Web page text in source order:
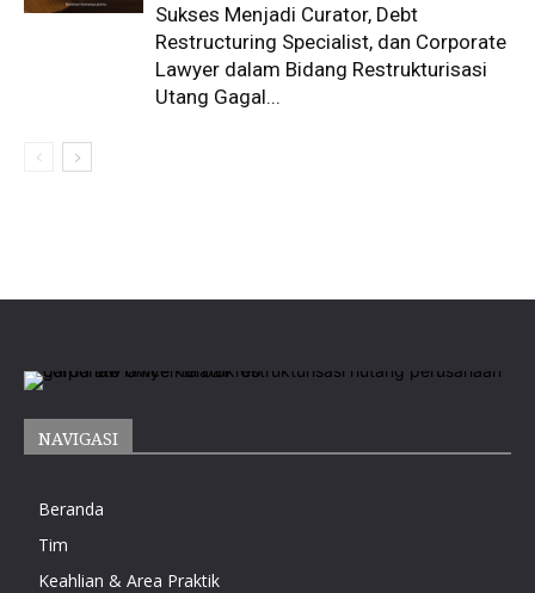
Sukses Menjadi Curator, Debt
Restructuring Specialist, dan Corporate
Lawyer dalam Bidang Restrukturisasi
Utang Gagal...
NAVIGASI
Beranda
Tim
Keahlian & Area Praktik